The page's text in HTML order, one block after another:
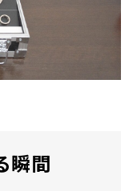
瞬間